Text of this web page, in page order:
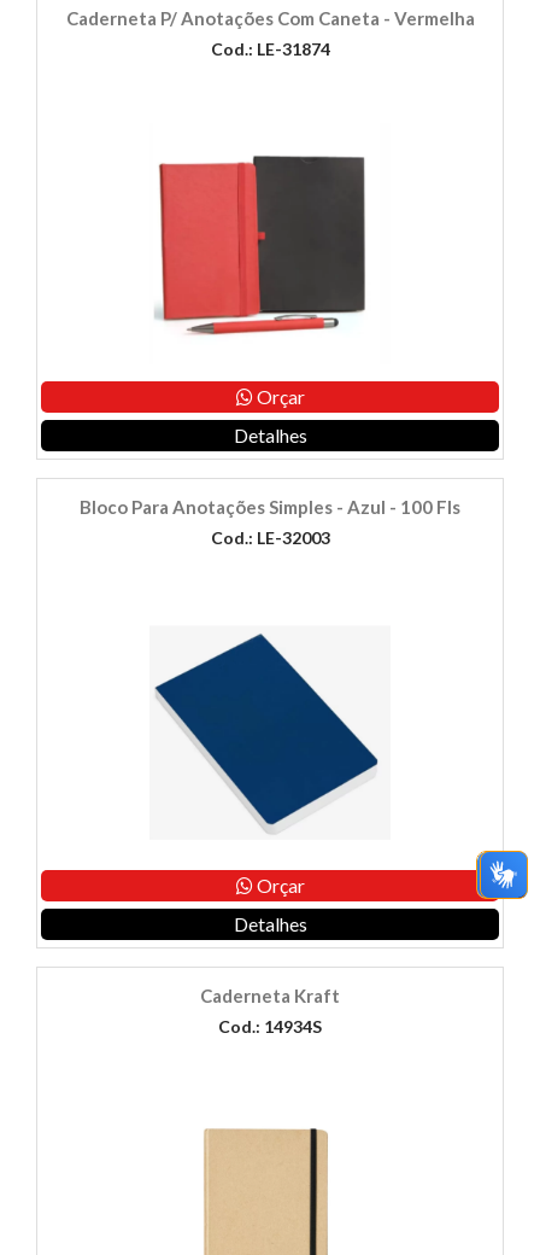
Caderneta P/ Anotações Com Caneta - Vermelha
Cod.: LE-31874
Orçar
Detalhes
Bloco Para Anotações Simples - Azul - 100 Fls
Cod.: LE-32003
Orçar
Detalhes
Caderneta Kraft
Cod.: 14934S